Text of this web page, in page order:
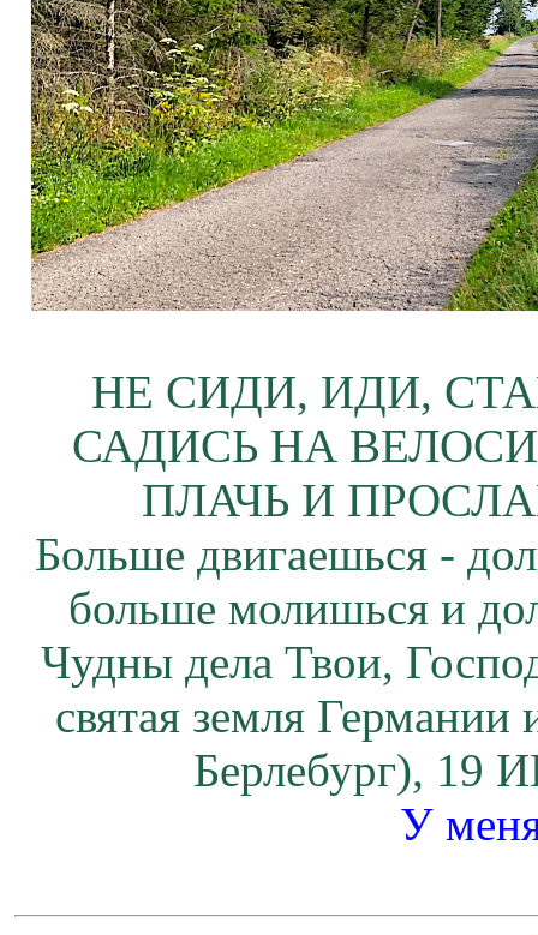
НЕ СИДИ, ИДИ,
САДИСЬ НА
ПЛАЧЬ И
Больше двигаешься -
больше молишься и
Чудны дела Твои,
святая земля
Берлебург), 19
У